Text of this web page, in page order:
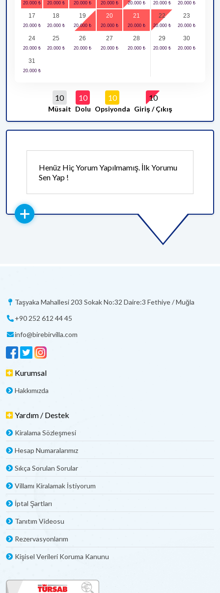
17 18 19 20 21 22 23
24 25 26 27 28 29 30
31
10
Müsait
10
Dolu
10
Opsiyonda
10
Giriş / Çıkış
Henüz Hiç Yorum Yapılmamış. İlk Yorumu
Sen Yap !
Taşyaka Mahallesi 203 Sokak No:32 Daire:3 Fethiye / Muğla
+90 252 612 44 45
info@birebirvilla.com
Kurumsal
Hakkımızda
Yardım / Destek
Kiralama Sözleşmesi
Hesap Numaralarımız
Sıkça Sorulan Sorular
Villamı Kiralamak İstiyorum
İptal Şartları
Tanıtım Videosu
Rezervasyonlarım
Kişisel Verileri Koruma Kanunu